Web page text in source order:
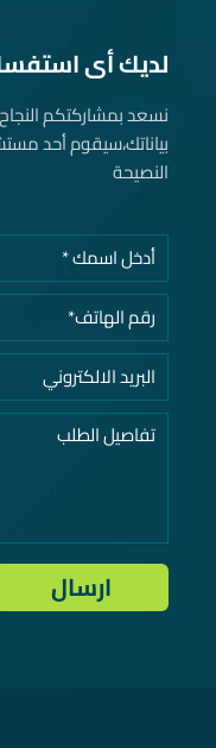
لديك أى
نسعد بمشاركتكم
بياناتك، سيقوم أحد
النصيحة